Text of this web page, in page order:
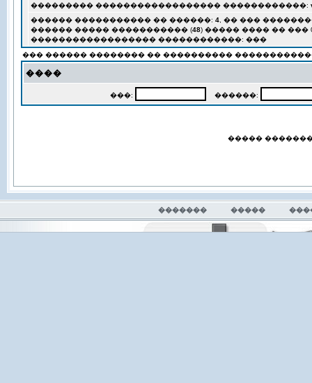
��������� ������������������ ������������:
������ ����������� �� ������: 4 , �� ���
������ ����� ����������� (48) ����� ���� �� ��� 04,
������������������ ������������: ���
��� ������ �������� �� ����������
����
���: ������:
�����
������� �����